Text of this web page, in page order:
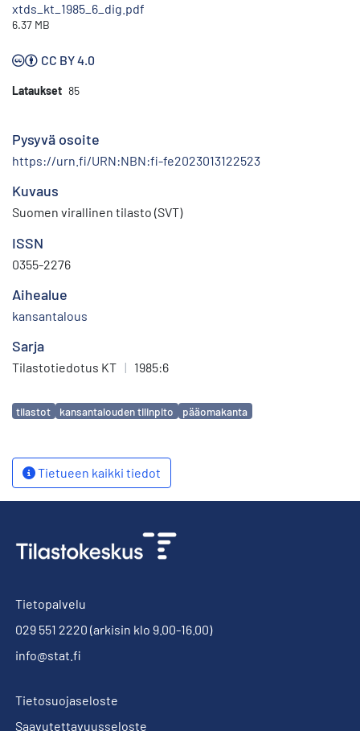
xtds_kt_1985_6_dig.pdf
6.37 MB
CC BY 4.0
Lataukset 85
Pysyvä osoite
https://urn.fi/URN:NBN:fi-fe2023013122523
Kuvaus
Suomen virallinen tilasto (SVT)
ISSN
0355-2276
Aihealue
kansantalous
Sarja
Tilastotiedotus KT | 1985:6
Avainsanat
tilastot kansantalouden tilinpito pääomakanta
Tietueen kaikki tiedot
Tietopalvelu
029 551 2220 (arkisin klo 9.00-16.00)
info@stat.fi
Tietosuojaseloste
Saavutettavuusseloste